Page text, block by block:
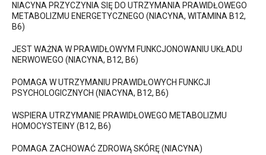
NIACYNA PRZYCZYNIA SIĘ DO UTRZYMANIA PRAWIDŁOWEGO
METABOLIZMU ENERGETYCZNEGO (NIACYNA, WITAMINA B12,
B6)
JEST WAŻNA W PRAWIDŁOWYM FUNKCJONOWANIU UKŁADU
NERWOWEGO (NIACYNA, B12, B6)
POMAGA W UTRZYMANIU PRAWIDŁOWYCH FUNKCJI
PSYCHOLOGICZNYCH (NIACYNA, B12, B6)
WSPIERA UTRZYMANIE PRAWIDŁOWEGO METABOLIZMU
HOMOCYSTEINY (B12, B6)
POMAGA ZACHOWAĆ ZDROWĄ SKÓRĘ (NIACYNA)